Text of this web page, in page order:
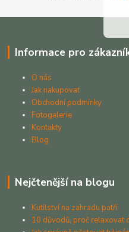
Informace pro
O nás
Jak nakupovat
Obchodní podmínky
Fotogalerie
Kontakty
Blog
Nejčtenější na blogu
Kutilství na zahradu patří
10 důvodů, proč relaxovat